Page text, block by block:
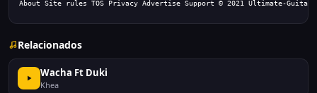
About Site rules TOS Privacy Advertise Support © 2021 Ultimate-
Relacionados
Wacha Ft Duki
Khea